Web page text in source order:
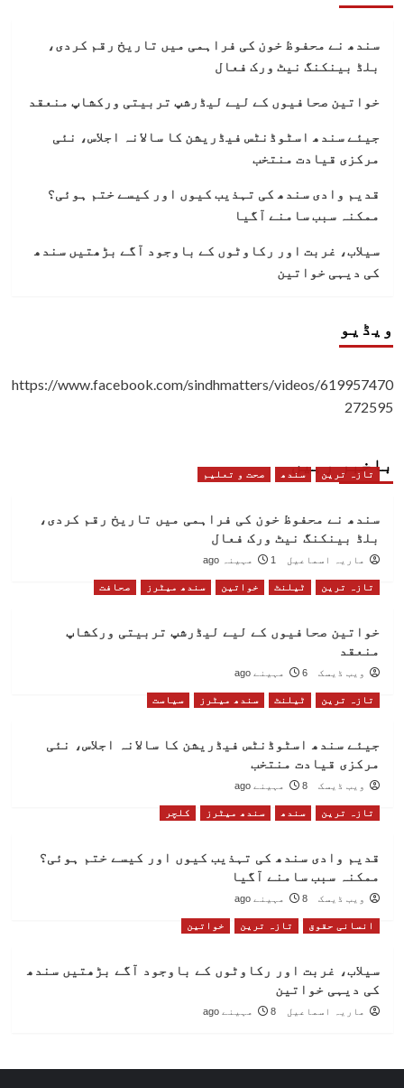
سندھ نے محفوظ خون کی فراہمی میں تاریخ رقم کردی،
بلڈ بینکنگ نیٹ ورک فعال
خواتین صحافیوں کے لیے لیڈرشپ تربیتی ورکشاپ منعقد
جیئے سندھ اسٹوڈنٹس فیڈریشن کا سالانہ اجلاس، نئی
مرکزی قیادت منتخب
قدیم وادی سندھ کی تہذیب کیوں اور کیسے ختم ہوئی؟
ممکنہ سبب سامنے آگیا
سیلاب، غربت اور رکاوٹوں کے باوجود آگے بڑھتیں سندھ
کی دیہی خواتین
ویڈیو
https://www.facebook.com/sindhmatters/videos/619957470
272595
باخبر رہیں
تازہ ترین سندھ صحت و تعلیم
سندھ نے محفوظ خون کی فراہمی میں تاریخ رقم کردی،
بلڈ بینکنگ نیٹ ورک فعال
ماریہ اسماعیل 1 مہینہ ago
تازہ ترین ٹیلنٹ خواتین سندھ میٹرز صحافت
خواتین صحافیوں کے لیے لیڈرشپ تربیتی ورکشاپ
منعقد
ویب ڈیسک 6 مہینے ago
تازہ ترین ٹیلنٹ سندھ میٹرز سیاست
جیئے سندھ اسٹوڈنٹس فیڈریشن کا سالانہ اجلاس، نئی
مرکزی قیادت منتخب
ویب ڈیسک 8 مہینے ago
تازہ ترین سندھ سندھ میٹرز کلچر
قدیم وادی سندھ کی تہذیب کیوں اور کیسے ختم ہوئی؟
ممکنہ سبب سامنے آگیا
ویب ڈیسک 8 مہینے ago
انسانی حقوق تازہ ترین خواتین
سیلاب، غربت اور رکاوٹوں کے باوجود آگے بڑھتیں سندھ
کی دیہی خواتین
ماریہ اسماعیل 8 مہینے ago